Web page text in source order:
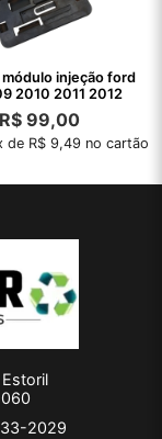
injeção ford
2010 2011 2012
R$ 99,00
de R$ 9,49 no cartão
2029